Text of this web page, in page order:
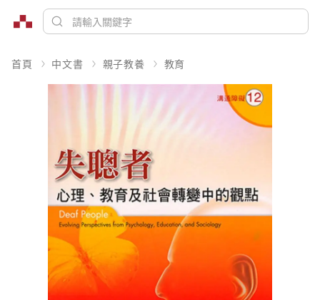
首頁 中文書 親子教養 教育